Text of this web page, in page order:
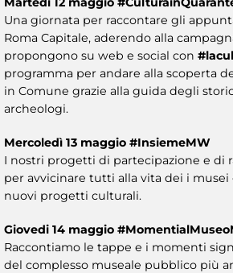
Una giornata per raccontare gli
Roma Capitale, aderendo alla
propongono su web e social con
programma per andare alla scoperta
in Comune grazie alla guida degli
archeologi.
Mercoledì 13 maggio #InsiemeMW
I nostri progetti di partecipazione e di
per avvicinare tutti alla vita dei i
nuovi progetti culturali.
Giovedi 14 maggio
Raccontiamo le tappe e i momenti
del complesso museale pubblico più